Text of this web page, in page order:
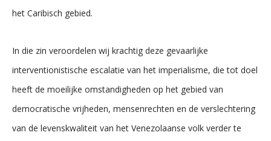
het Caribisch gebied.
In die zin veroordelen wij krachtig deze gevaarlijke
interventionistische escalatie van het imperialisme, die tot doel
heeft de moeilijke omstandigheden op het gebied van
democratische vrijheden, mensenrechten en de verslechtering
van de levenskwaliteit van het Venezolaanse volk verder te